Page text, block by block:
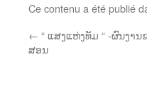
Ce contenu a été publié
← “ ແສງແຫ່ງທັມ “ -ຜົນງາ
ສອນ